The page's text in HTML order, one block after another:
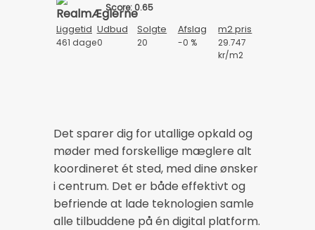
Score: 0.65
Liggetid Udbud Solgte Afslag m2 pris
461 dage0 20 -0 %
29.747
kr/m2
Det sparer dig for utallige opkald og
møder med forskellige mæglere alt
koordineret ét sted, med dine ønsker
i centrum. Det er både effektivt og
befriende at lade teknologien samle
alle tilbuddene på én digital platform.